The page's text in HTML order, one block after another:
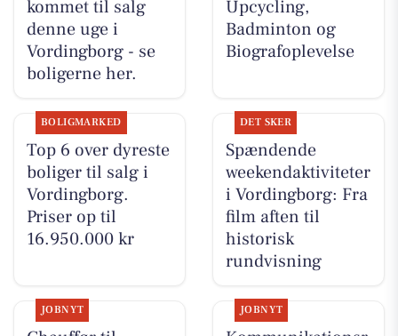
kommet til salg
denne uge i
Vordingborg - se
boligerne her.
Upcycling,
Badminton og
Biografoplevelse
BOLIGMARKED
Top 6 over dyreste
boliger til salg i
Vordingborg.
Priser op til
16.950.000 kr
DET SKER
Spændende
weekendaktiviteter
i Vordingborg: Fra
film aften til
historisk
rundvisning
JOBNYT JOBNYT